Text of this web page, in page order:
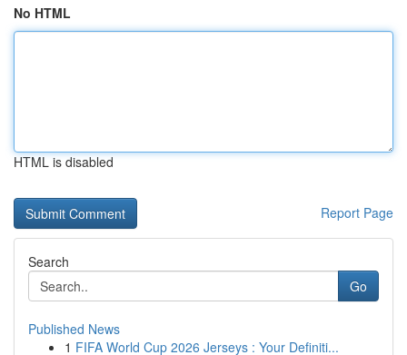
No HTML
HTML is disabled
Report Page
Search
Go
Published News
1 FIFA World Cup 2026 Jerseys : Your Definiti...